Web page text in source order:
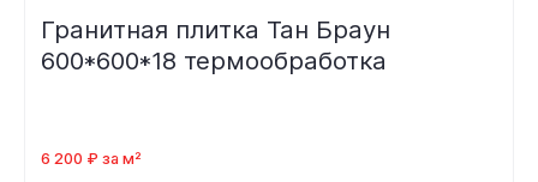
Гранитная плитка Тан Браун
600*600*18 термообработка
6 200 ₽ за м²